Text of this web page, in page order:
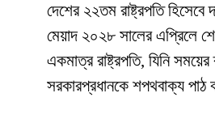
দেশের ২২তম রাষ্ট্রপতি
মেয়াদ ২০২৮ সালের এপ্রিলে
একমাত্র রাষ্ট্রপতি, যিনি
সরকারপ্রধানকে শপথবাক্য পাঠ